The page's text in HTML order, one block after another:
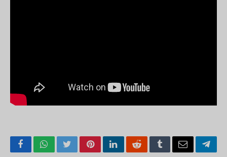
FacebookWhatsApp
TwitterPinterestLinkedInRedditTumblrEmail